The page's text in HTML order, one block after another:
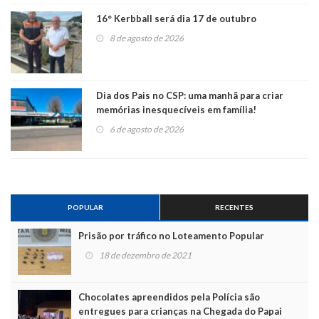
16° Kerbball será dia 17 de outubro
8 de agosto de 2026
Dia dos Pais no CSP: uma manhã para criar
memórias inesquecíveis em família!
6 de agosto de 2026
POPULAR RECENTES
Prisão por tráfico no Loteamento Popular
18 de dezembro de 2021
Chocolates apreendidos pela Polícia são
entregues para crianças na Chegada do Papai